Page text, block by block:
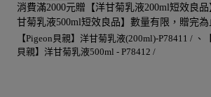
消費滿2000元贈【洋甘菊乳液200ml短效良
甘菊乳液500ml短效良品】數量有限，贈完為
【Pigeon貝親】洋甘菊乳液(200ml)-P78411 /
貝親】洋甘菊乳液500ml - P78412 /